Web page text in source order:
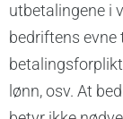
utbetalingene i
bedriftens evne
lønn, osv. At